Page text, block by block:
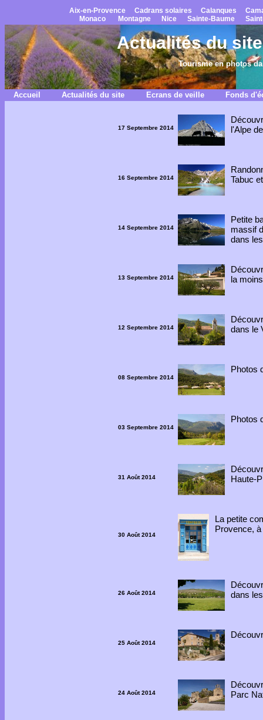
Aix-en-Provence Cadrans solaires Calanques
Monaco
Montagne Nice Sainte-Baume
Actualités du
Tourisme en photos
Accueil Actualités du site Ecrans de veille Fonds
17 Septembre 2014
l'Alpe
16 Septembre 2014
Tabuc
14 Septembre 2014
Petite
massif
dans
13 Septembre 2014
la
12 Septembre 2014
dans le
08 Septembre 2014
Photos
03 Septembre 2014
Photos
31 Août 2014
Haute-
30 Août 2014
La petite
Provence,
26 Août 2014
dans
25 Août 2014
24 Août 2014
Parc